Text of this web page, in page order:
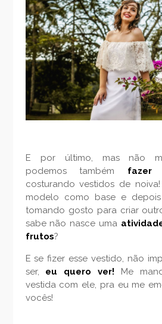
E por último, mas não
podemos também fazer
costurando vestidos de
modelo como base e
tomando gosto para criar
sabe não nasce uma
frutos?
E se fizer esse vestido, não
ser, eu quero ver! Me
vestida com ele, pra eu me
vocês!